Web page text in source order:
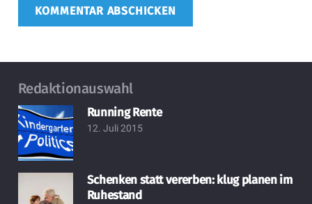
KOMMENTAR ABSCHICKEN
Redaktionauswahl
Running Rente
12. Juli 2015
Schenken statt vererben: klug planen im
Ruhestand